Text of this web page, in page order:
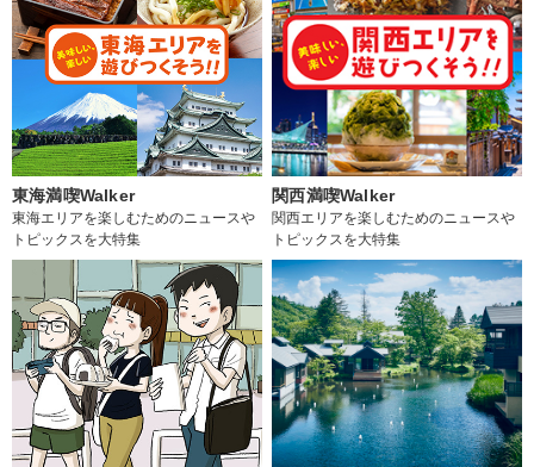
東海満喫Walker
東海エリアを楽しむためのニュースや
トピックスを大特集
関西満喫Walker
関西エリアを楽しむためのニュースや
トピックスを大特集